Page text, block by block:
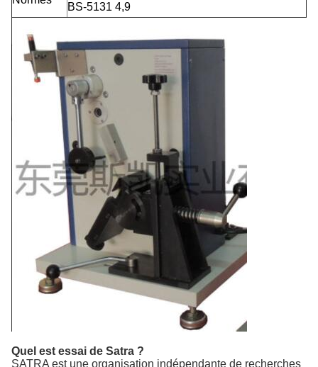
BS-5131 4,9
Quel est essai de Satra ?
SATRA est une organisation indépendante de recherches